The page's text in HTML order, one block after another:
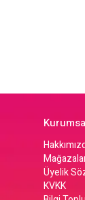
Üyelik
KVKK